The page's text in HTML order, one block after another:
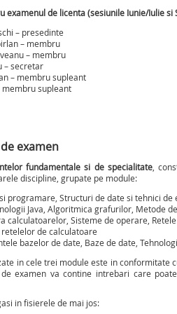
examenul de licenta (sesiunile Iunie/Iulie si
– presedinte
– membru
– membru
– secretar
– membru supleant
membru supleant
examen
fundamentale si de specialitate,
discipline, grupate pe module:
programare, Structuri de date si tehnici
Java, Algoritmica grafurilor, Metode
calculatoarelor, Sisteme de operare,
de calculatoare
bazelor de date, Baze de date,
in cele trei module este in conformitate
examen va contine intrebari care
in fisierele de mai jos: